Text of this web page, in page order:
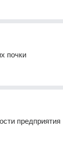
почки
предприятия